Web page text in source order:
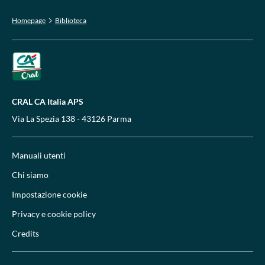
Homepage Biblioteca
CRAL CA Italia APS
Via La Spezia 138 - 43126 Parma
Manuali utenti
Chi siamo
Impostazione cookie
Privacy e cookie policy
Credits